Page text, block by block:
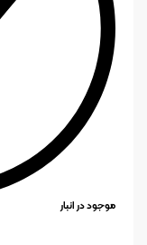
موجود در انبار